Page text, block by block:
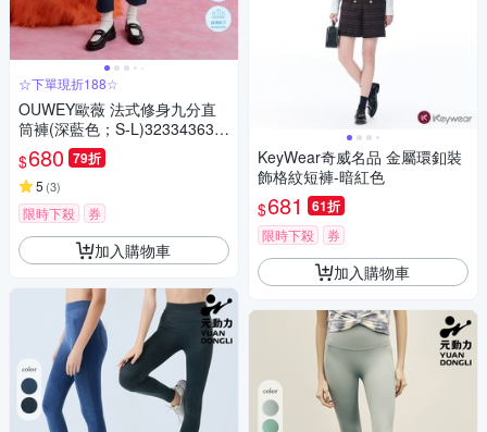
☆下單現折188☆
OUWEY歐薇 法式修身九分直
筒褲(深藍色；S-L)323343631
$680 79折
5 (3)
限時下殺 券
加入購物車
KeyWear奇威名品 金屬環釦裝
飾格紋短褲-暗紅色
$681 61折
限時下殺 券
加入購物車